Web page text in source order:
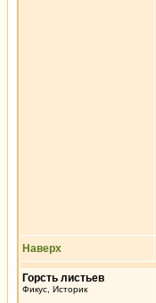
Наверх
Горсть листьев
Фикус, Историк